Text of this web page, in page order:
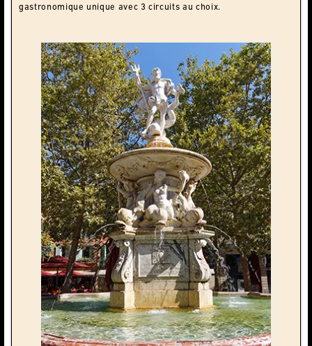
gastronomique unique avec 3 circuits au choix.